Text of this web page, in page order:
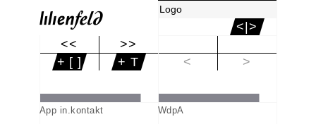
Logo
<|>
<<
>>
+ [ ]
+ T
<
>
App in.kontakt WdpA